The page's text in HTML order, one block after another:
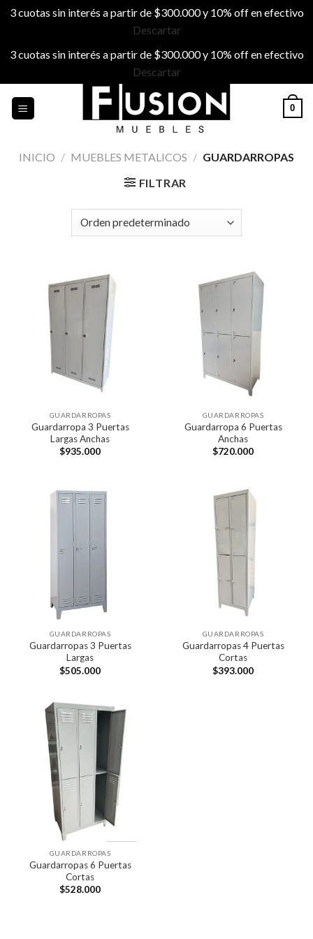
3 cuotas sin interés a partir de $300.000 y 10% off en efectivo
Descartar
3 cuotas sin interés a partir de $300.000 y 10% off en efectivo
Descartar
0
INICIO / MUEBLES METALICOS / GUARDARROPAS
FILTRAR
GUARDARROPAS
Guardarropa 3 Puertas
Largas Anchas
$935.000
GUARDARROPAS
Guardarropa 6 Puertas
Anchas
$720.000
GUARDARROPAS
Guardarropas 3 Puertas
Largas
$505.000
GUARDARROPAS
Guardarropas 4 Puertas
Cortas
$393.000
GUARDARROPAS
Guardarropas 6 Puertas
Cortas
$528.000